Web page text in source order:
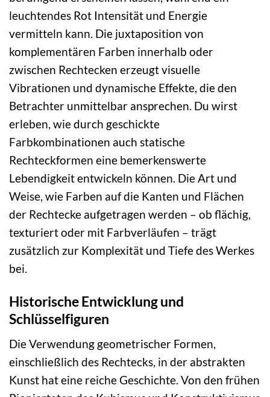
leuchtendes Rot Intensität und Energie
vermitteln kann. Die juxtaposition von
komplementären Farben innerhalb oder
zwischen Rechtecken erzeugt visuelle
Vibrationen und dynamische Effekte, die den
Betrachter unmittelbar ansprechen. Du wirst
erleben, wie durch geschickte
Farbkombinationen auch statische
Rechteckformen eine bemerkenswerte
Lebendigkeit entwickeln können. Die Art und
Weise, wie Farben auf die Kanten und Flächen
der Rechtecke aufgetragen werden – ob flächig,
texturiert oder mit Farbverläufen – trägt
zusätzlich zur Komplexität und Tiefe des Werkes
bei.
Historische Entwicklung und
Schlüsselfiguren
Die Verwendung geometrischer Formen,
einschließlich des Rechtecks, in der abstrakten
Kunst hat eine reiche Geschichte. Von den frühen